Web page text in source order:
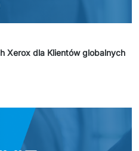
Xerox dla Klientów globalnych